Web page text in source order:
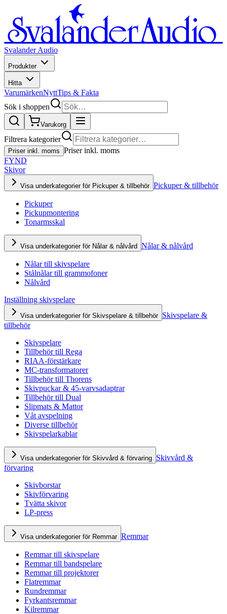
Svalander Audio
Produkter
Hitta
VarumärkenNyttTips & Fakta
Sök i shoppen
Varukorg
Filtrera kategorier
Priser inkl. moms Priser inkl. moms
FYND
Skivor
Visa underkategorier för Pickuper & tillbehör Pickuper & tillbehör
Pickuper
Pickupmontering
Tonarmsskal
Visa underkategorier för Nålar & nålvård Nålar & nålvård
Nålar till skivspelare
Stålnålar till grammofoner
Nålvård
Inställning skivspelare
Visa underkategorier för Skivspelare & tillbehör Skivspelare &
tillbehör
Skivspelare
Tillbehör till Rega
RIAA-förstärkare
MC-transformatorer
Tillbehör till Thorens
Skivpuckar & 45-varvsadaptrar
Tillbehör till Dual
Slipmats & Mattor
Våt avspelning
Diverse tillbehör
Skivspelarkablar
Visa underkategorier för Skivvård & förvaring Skivvård &
förvaring
Skivborstar
Skivförvaring
Tvätta skivor
LP-press
Visa underkategorier för Remmar Remmar
Remmar till skivspelare
Remmar till bandspelare
Remmar till projektorer
Flatremmar
Rundremmar
Fyrkantsremmar
Kilremmar